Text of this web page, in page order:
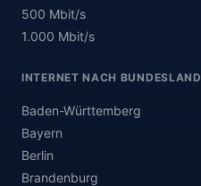
500 Mbit/s
1.000 Mbit/s
INTERNET NACH BUNDESLAND
Baden-Württemberg
Bayern
Berlin
Brandenburg